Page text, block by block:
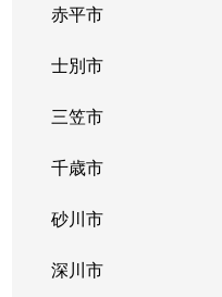
赤平市
士別市
三笠市
千歳市
砂川市
深川市